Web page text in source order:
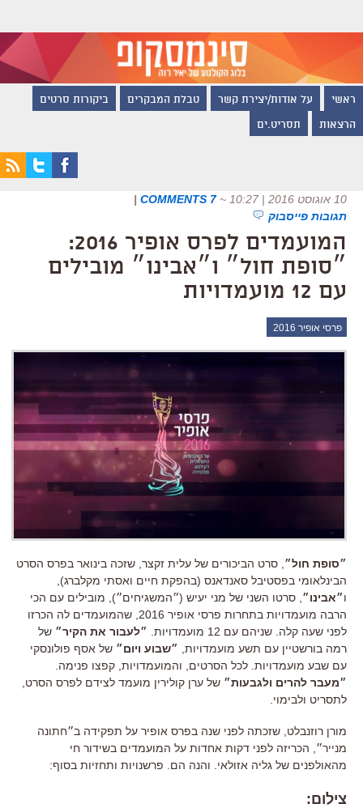
ראשי על אודות/יצירת קשר טבלת המבקרים ביקורות סרטים
הרצאות תסריט.ים
10 אוגוסט 2016 | 10:27 ~
7 COMMENTS
|
תגובות פייסבוק
המועמדים לפרס אופיר 2016:
״סופת חול״ ו״אבינו״ מובילים
עם 12 מועמדויות
פרסי אופיר 2016
״סופת חול״ , סרט הביכורים של עלית זקצר, שזכה בינואר בפרס הסרט
הבינלאומי בפסטיבל סאנדאנס (בהפקת חיים ואסתי מקלברג),
ו״אבינו״ , סרטו השני של מני יעיש (״המשגיחים״), מובילים עם הכי
הרבה מועמדויות בתחרות פרסי אופיר 2016, שהמועמדים לה הכרזו
לפני שעה קלה. שניהם עם 12 מועמדויות.
״לעבור את הקיר״ של
רמה בורשטיין עם תשע מועמדויות, ״שבוע ויום״ של אסף פולונסקי
עם שבע מועמדויות. לכל הסרטים, והמועמדויות, קפצו פנימה.
״מעבר להרים ולגבעות״ של ערן קולירין מועמד לצידם לפרס הסרט,
לתסריט ולבימוי.
מורן רוזנבלט, שזכתה לפני שנה בפרס אופיר על תפקידה ב״חתונה
מנייר״, הכריזה לפני דקות אחדות על המועמדים בשידור חי
מהאולפנים של גליה אזולאי. והנה הם. פרשנויות ותחזיות בסוף:
צילום: